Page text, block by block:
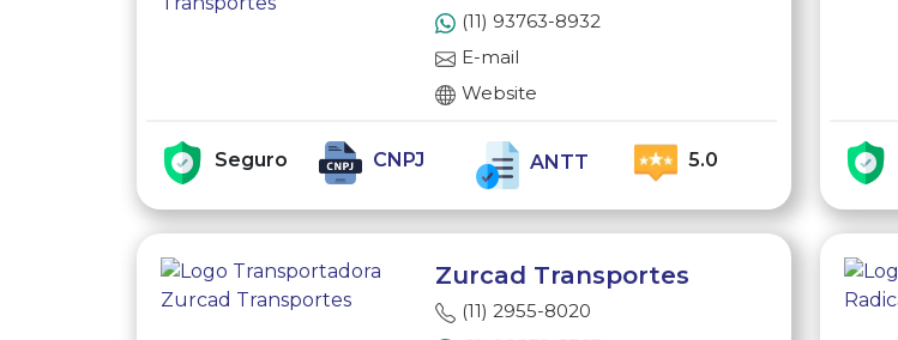
(11) 93763-8932
E-mail
Website
Seguro CNPJ ANTT 5.0
Zurcad Transportes
(11) 2955-8020